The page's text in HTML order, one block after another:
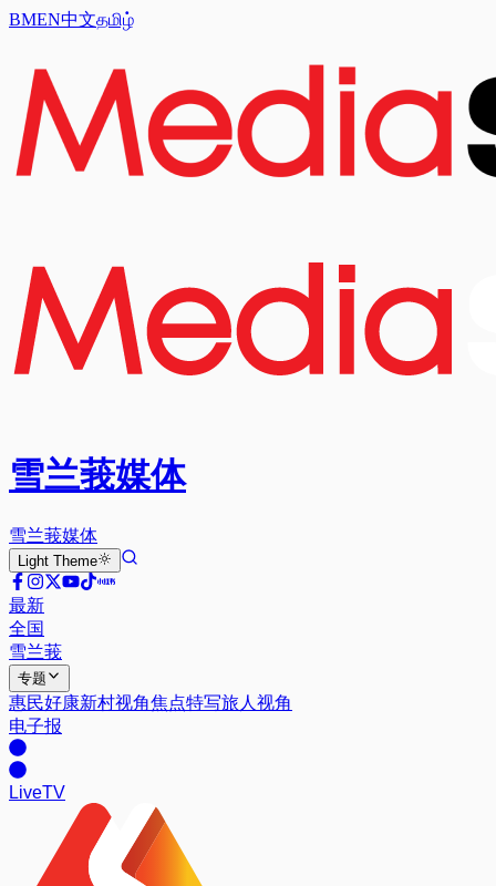
BMEN中文தமிழ்
雪兰莪媒体
雪兰莪媒体
Light Theme
最新
全国
雪兰莪
专题
惠民好康新村视角焦点特写旅人视角
电子报
LiveTV